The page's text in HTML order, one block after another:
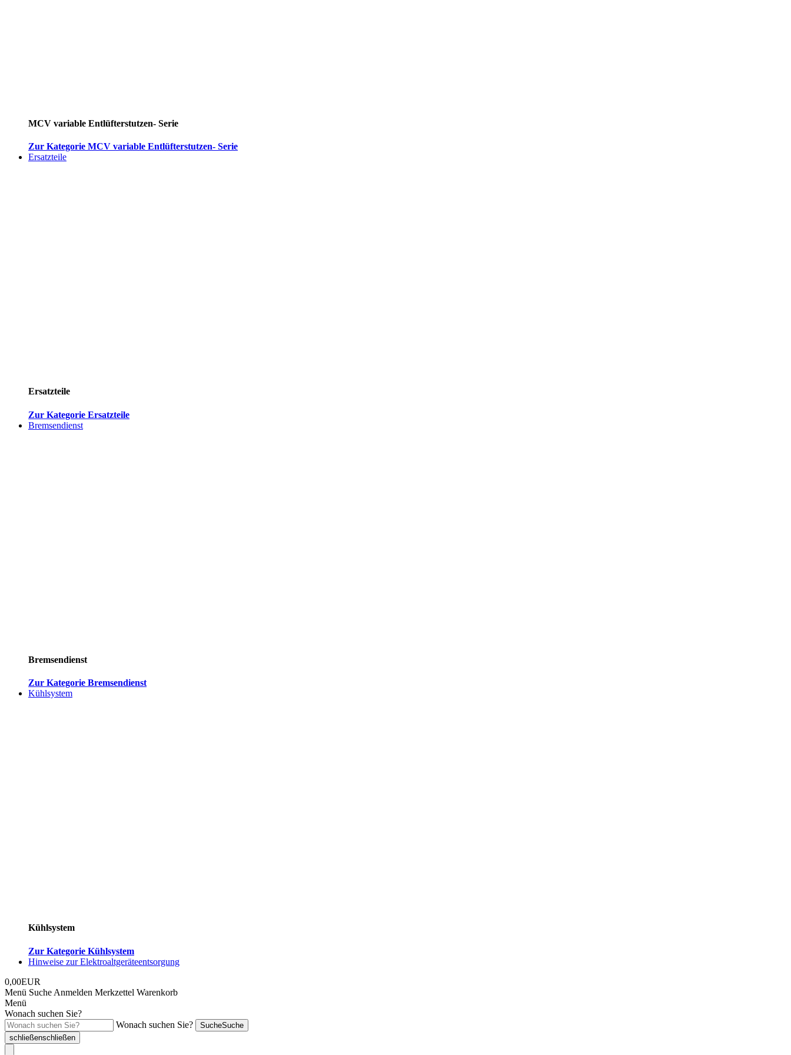
MCV variable Entlüfterstutzen- Serie
Zur Kategorie MCV variable Entlüfterstutzen- Serie
Ersatzteile
Ersatzteile
Zur Kategorie Ersatzteile
Bremsendienst
Bremsendienst
Zur Kategorie Bremsendienst
Kühlsystem
Kühlsystem
Zur Kategorie Kühlsystem
Hinweise zur Elektroaltgeräteentsorgung
0,00EUR
Menü Suche Anmelden Merkzettel Warenkorb
Menü
Wonach suchen Sie?
Wonach suchen Sie?
SucheSuche
schließenschließen